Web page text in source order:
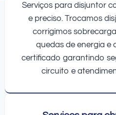
Serviços para disjuntor
e preciso. Trocamos
corrigimos
quedas de energia e
certificado garantindo
circuito e